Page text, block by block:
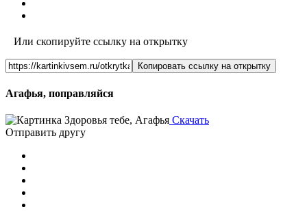
Или скопируйте ссылку на открытку
Копировать ссылку на открытку
Агафья, поправляйся
Скачать
Отправить другу